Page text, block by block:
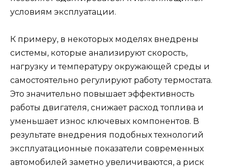
условиям эксплуатации.
К примеру, в некоторых моделях внедрены
системы, которые анализируют скорость,
нагрузку и температуру окружающей среды и
самостоятельно регулируют работу термостата.
Это значительно повышает эффективность
работы двигателя, снижает расход топлива и
уменьшает износ ключевых компонентов. В
результате внедрения подобных технологий
эксплуатационные показатели современных
автомобилей заметно увеличиваются, а риск